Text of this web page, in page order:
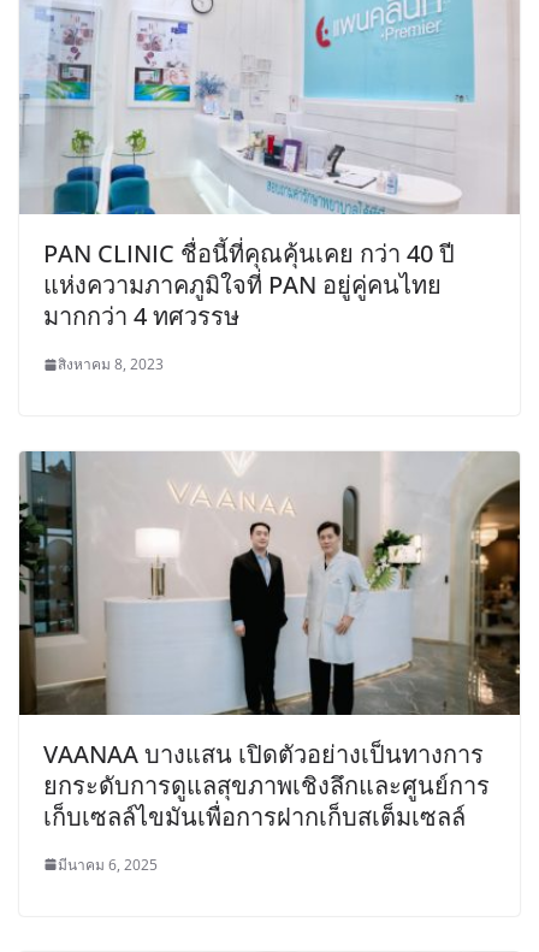
PAN CLINIC ชื่อนี้ที่คุณคุ้นเคย กว่า 40 ปี
แห่งความภาคภูมิใจที่ PAN อยู่คู่คนไทย
มากกว่า 4 ทศวรรษ
สิงหาคม 8, 2023
VAANAA บางแสน เปิดตัวอย่างเป็นทางการ
ยกระดับการดูแลสุขภาพเชิงลึกและศูนย์การ
เก็บเซลล์ไขมันเพื่อการฝากเก็บสเต็มเซลล์
มีนาคม 6, 2025